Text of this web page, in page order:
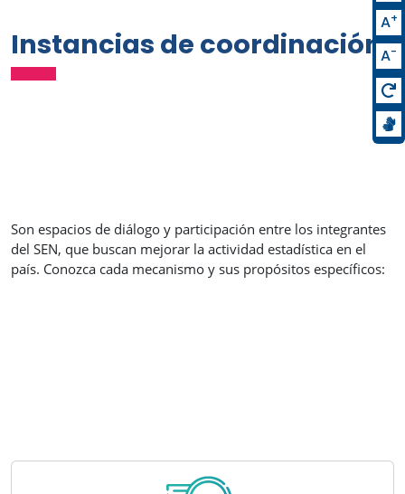
Instancias de coordinación
Son espacios de diálogo y participación entre los integrantes
del SEN, que buscan mejorar la actividad estadística en el
país. Conozca cada mecanismo y sus propósitos específicos:
A+
A-